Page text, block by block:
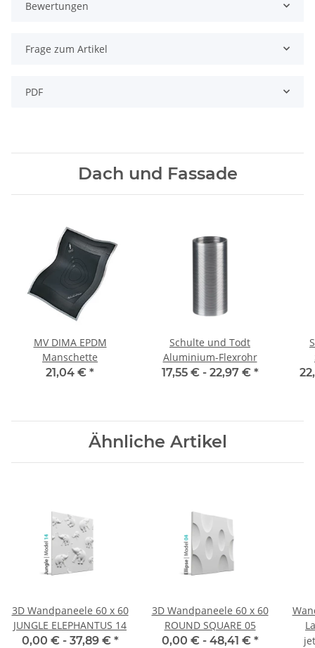
Bewertungen
Frage zum Artikel
PDF
Dach und Fassade
MV DIMA EPDM
Manschette
21,04 € *
Schulte und Todt
Aluminium-Flexrohr
17,55 € - 22,97 € *
Ähnliche Artikel
3D Wandpaneele 60 x 60
JUNGLE ELEPHANTUS 14
0,00 € - 37,89 € *
3D Wandpaneele 60 x 60
ROUND SQUARE 05
0,00 € - 48,41 € *